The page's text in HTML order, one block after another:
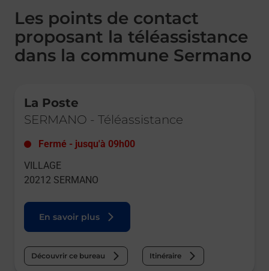
Les points de contact
proposant la téléassistance
dans la commune Sermano
La Poste
SERMANO - Téléassistance
Fermé - jusqu'à 09h00
VILLAGE
20212 SERMANO
En savoir plus
Découvrir ce bureau Itinéraire